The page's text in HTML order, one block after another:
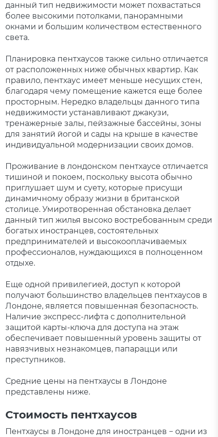
данный тип недвижимости может похвастаться
более высокими потолками, панорамными
окнами и большим количеством естественного
света.
Планировка пентхаусов также сильно отличается
от расположенных ниже обычных квартир. Как
правило, пентхаус имеет меньше несущих стен,
благодаря чему помещение кажется еще более
просторным. Нередко владельцы данного типа
недвижимости устанавливают джакузи,
тренажерные залы, пейзажные бассейны, зоны
для занятий йогой и сады на крыше в качестве
индивидуальной модернизации своих домов.
Проживание в лондонском пентхаусе отличается
тишиной и покоем, поскольку высота обычно
приглушает шум и суету, которые присущи
динамичному образу жизни в британской
столице. Умиротворенная обстановка делает
данный тип жилья высоко востребованным среди
богатых иностранцев, состоятельных
предпринимателей и высокооплачиваемых
профессионалов, нуждающихся в полноценном
отдыхе.
Еще одной привилегией, доступ к которой
получают большинство владельцев пентхаусов в
Лондоне, является повышенная безопасность.
Наличие экспресс-лифта с дополнительной
защитой карты-ключа для доступа на этаж
обеспечивает повышенный уровень защиты от
навязчивых незнакомцев, папарацци или
преступников.
Средние цены на пентхаусы в Лондоне
представлены ниже.
Стоимость пентхаусов
Пентхаусы в Лондоне для иностранцев − одни из